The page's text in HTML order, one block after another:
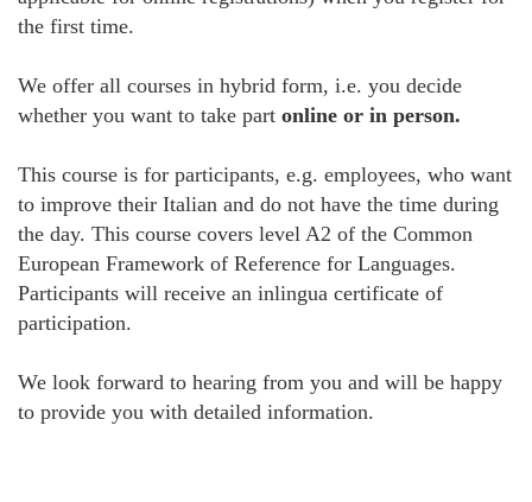
the first time.
We offer all courses in hybrid form, i.e. you decide
whether you want to take part online or in person.
This course is for participants, e.g. employees, who want
to improve their Italian and do not have the time during
the day. This course covers level A2 of the Common
European Framework of Reference for Languages.
Participants will receive an inlingua certificate of
participation.
We look forward to hearing from you and will be happy
to provide you with detailed information.